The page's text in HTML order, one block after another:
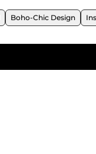
Boho-Chic Design